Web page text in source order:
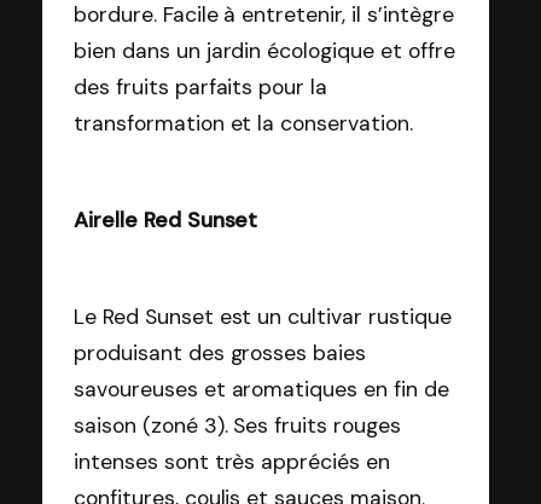
bordure. Facile à entretenir, il s’intègre
bien dans un jardin écologique et offre
des fruits parfaits pour la
transformation et la conservation.
Airelle Red Sunset
Le Red Sunset est un cultivar rustique
produisant des grosses baies
savoureuses et aromatiques en fin de
saison (zoné 3). Ses fruits rouges
intenses sont très appréciés en
confitures, coulis et sauces maison.